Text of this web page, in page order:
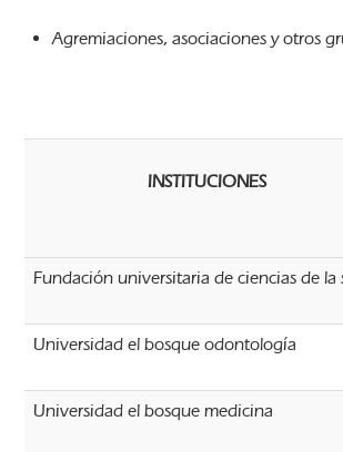
Agremiaciones, asociaciones y otros
INSTITUCIONES
Fundación universitaria de ciencias de la
Universidad el bosque odontología
Universidad el bosque medicina